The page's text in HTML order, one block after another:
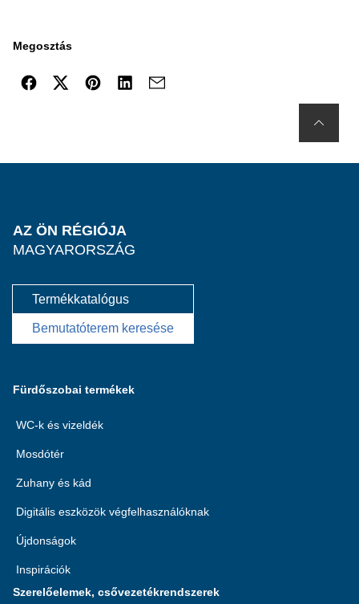
Megosztás
AZ ÖN RÉGIÓJA
MAGYARORSZÁG
Termékkatalógus
Bemutatóterem keresése
Fürdőszobai termékek
WC-k és vizeldék
Mosdótér
Zuhany és kád
Digitális eszközök végfelhasználóknak
Újdonságok
Inspirációk
Szerelőelemek, csővezetékrendszerek